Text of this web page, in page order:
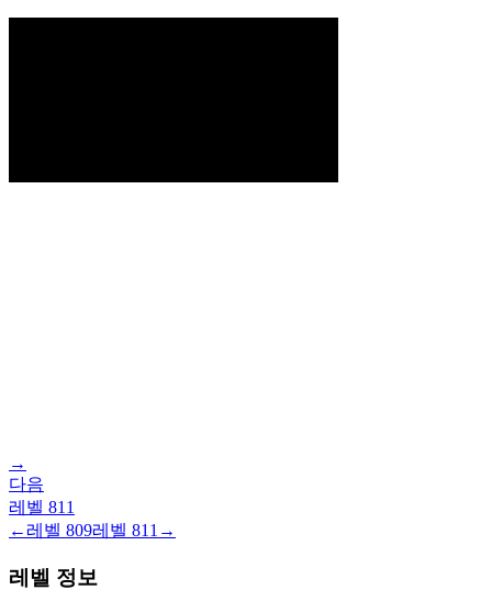
→
다음
레벨 811
← 레벨 809레벨 811 →
레벨 정보